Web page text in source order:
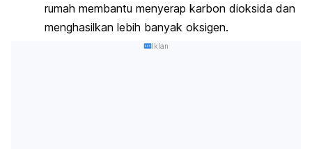
rumah membantu menyerap karbon dioksida dan
menghasilkan lebih banyak oksigen.
Iklan